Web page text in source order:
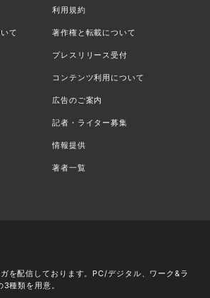
利用規約
て 著作権と転載について
プレスリリース受付
コンテンツ利用について
広告のご案内
記者・ライター募集
情報提供
著者一覧
を配信しております。PC/デジタル、ワーク&ラ
種類を用意。